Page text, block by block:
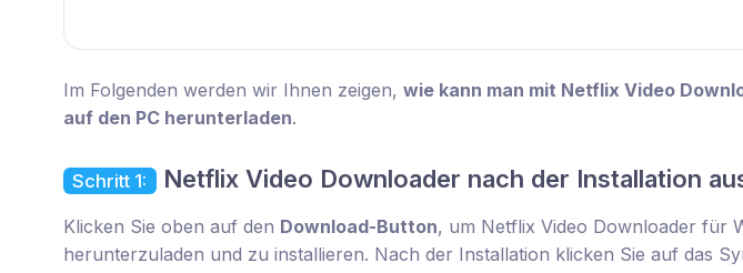
Im Folgenden werden wir Ihnen zeigen, wie kann man mit Netflix Video
auf den PC herunterladen.
Schritt 1: Netflix Video Downloader nach der Installation
Klicken Sie oben auf den Download-Button, um Netflix Video Downloader für
herunterzuladen und zu installieren. Nach der Installation klicken Sie auf das